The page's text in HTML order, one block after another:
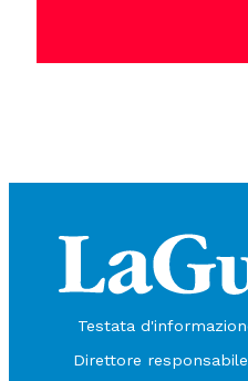
Testata
Direttore